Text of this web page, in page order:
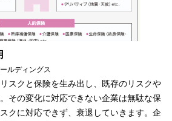
ルディングス
スクと保険を生み出し、既存のリスクや
その変化に対応できない企業は無駄な保
クに対応できず、衰退していきます。企